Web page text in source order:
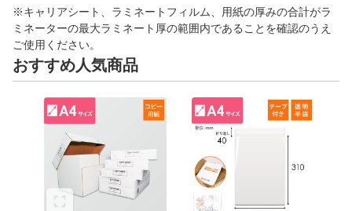
※キャリアシート、ラミネートフィルム、用紙の厚みの合計がラ
ミネーターの最大ラミネート厚の範囲内であることを確認のうえ
ご使用ください。
おすすめ人気商品